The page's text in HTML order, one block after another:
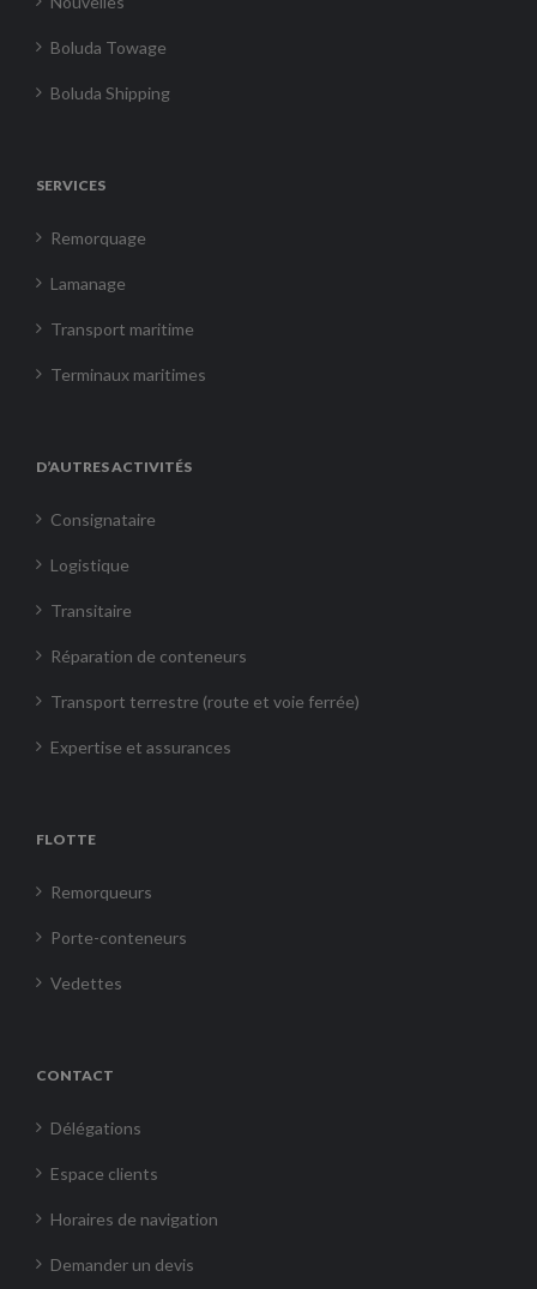
Boluda Towage
Boluda Shipping
SERVICES
Remorquage
Lamanage
Transport maritime
Terminaux maritimes
D’AUTRES ACTIVITÉS
Consignataire
Logistique
Transitaire
Réparation de conteneurs
Transport terrestre (route et voie ferrée)
Expertise et assurances
FLOTTE
Remorqueurs
Porte-conteneurs
Vedettes
CONTACT
Délégations
Espace clients
Horaires de navigation
Demander un devis